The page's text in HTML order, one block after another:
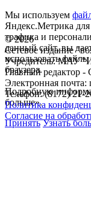
©2026
Сетевое издание
Учредитель: МАУ
Главный редактор
Электронная почта:
Телефон: (8172) 21-
Политика
Согласие на
Мы используем
Яндекс.Метрика
трафика и
данный сайт, вы
использовать
браузера.
Подробную
больше».
Принять Узнать